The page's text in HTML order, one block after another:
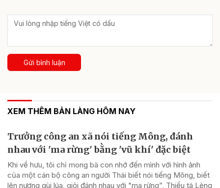
Gửi bình luận
XEM THÊM BẢN LÀNG HÔM NAY
Trưởng công an xã nói tiếng Mông, đánh
nhau với 'ma rừng' bằng 'vũ khí' đặc biệt
Khi về hưu, tôi chỉ mong bà con nhớ đến mình với hình ảnh
của một cán bộ công an người Thái biết nói tiếng Mông, biết
lên nương gùi lúa, giỏi đánh nhau với "ma rừng”, Thiếu tá Lèng